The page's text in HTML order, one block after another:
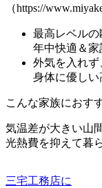
（https://
最高レベルの
年中快適＆
外気を入れ
身体に優しい
こんな家族におす
気温差が大きい山
光熱費を抑えて暮
三宅工務店に